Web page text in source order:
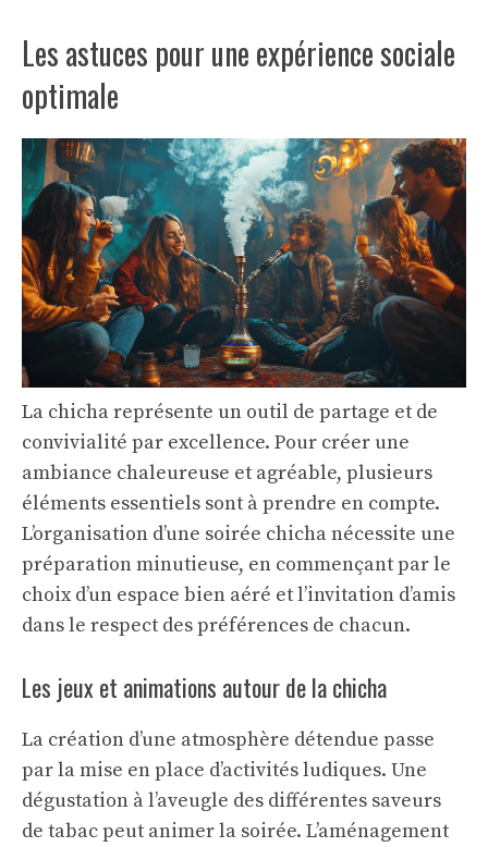
Les astuces pour une expérience sociale
optimale
La chicha représente un outil de partage et de
convivialité par excellence. Pour créer une
ambiance chaleureuse et agréable, plusieurs
éléments essentiels sont à prendre en compte.
L’organisation d’une soirée chicha nécessite une
préparation minutieuse, en commençant par le
choix d’un espace bien aéré et l’invitation d’amis
dans le respect des préférences de chacun.
Les jeux et animations autour de la chicha
La création d’une atmosphère détendue passe
par la mise en place d’activités ludiques. Une
dégustation à l’aveugle des différentes saveurs
de tabac peut animer la soirée. L’aménagement